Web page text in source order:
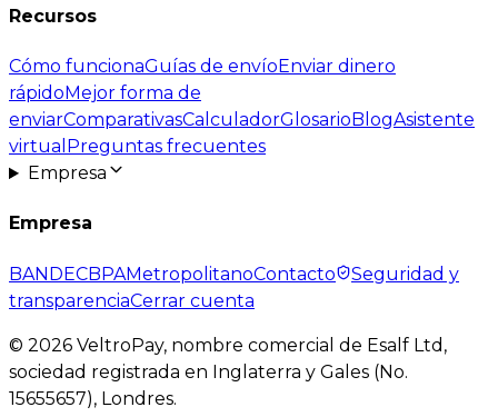
Recursos
Cómo funcionaGuías de envío Enviar dinero
rápido Mejor forma de
enviarComparativasCalculadorGlosario BlogAsistente
virtual Preguntas frecuentes
Empresa
Empresa
BANDECBPAMetropolitanoContacto
Seguridad y
transparenciaCerrar cuenta
© 2026 VeltroPay, nombre comercial de Esalf Ltd,
sociedad registrada en Inglaterra y Gales (No.
15655657), Londres.